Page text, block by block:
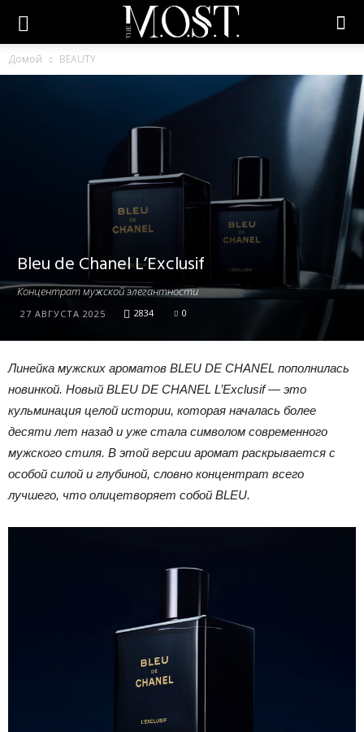
Домой BEAUTY
Bleu de Chanel L’Exclusif
Концентрат мужской элегантности
27 АВГУСТА 2025 2834 0
Линейка мужских ароматов BLEU DE CHANEL пополнилась
новинкой. Новый BLEU DE CHANEL L’Exclusif — это
кульминация целой истории, которая началась более
десяти лет назад и уже стала символом современного
мужского стиля. В этой версии аромат раскрывается с
особой силой и глубиной, словно концентрат всего
лучшего, что олицетворяет собой BLEU.